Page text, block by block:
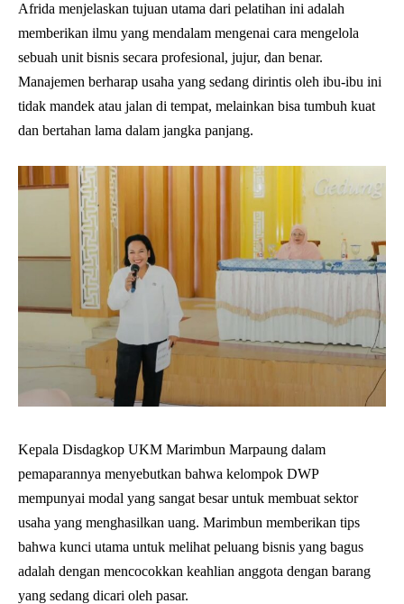
Afrida menjelaskan tujuan utama dari pelatihan ini adalah
memberikan ilmu yang mendalam mengenai cara mengelola
sebuah unit bisnis secara profesional, jujur, dan benar.
Manajemen berharap usaha yang sedang dirintis oleh ibu-ibu ini
tidak mandek atau jalan di tempat, melainkan bisa tumbuh kuat
dan bertahan lama dalam jangka panjang.
Kepala Disdagkop UKM Marimbun Marpaung dalam
pemaparannya menyebutkan bahwa kelompok DWP
mempunyai modal yang sangat besar untuk membuat sektor
usaha yang menghasilkan uang. Marimbun memberikan tips
bahwa kunci utama untuk melihat peluang bisnis yang bagus
adalah dengan mencocokkan keahlian anggota dengan barang
yang sedang dicari oleh pasar.